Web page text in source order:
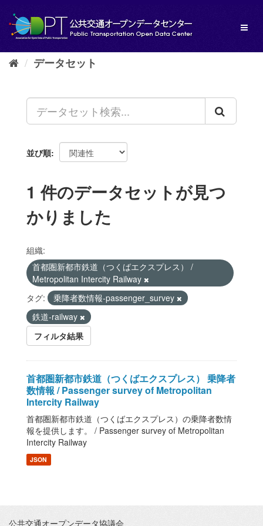
し
データセット
並び順
1 件のデータセットが見つ
かりました
組織:
首都圏新都市鉄道（つくばエクスプレス） /
Metropolitan Intercity Railway
タグ:
乗降者数情報-passenger_survey
鉄道-railway
フィルタ結果
首都圏新都市鉄道（つくばエクスプレス） 乗降者
数情報 / Passenger survey of Metropolitan
Intercity Railway
首都圏新都市鉄道（つくばエクスプレス）の乗降者数情
報を提供します。 / Passenger survey of Metropolitan
Intercity Railway
JSON
公共交通オープンデータ協議会